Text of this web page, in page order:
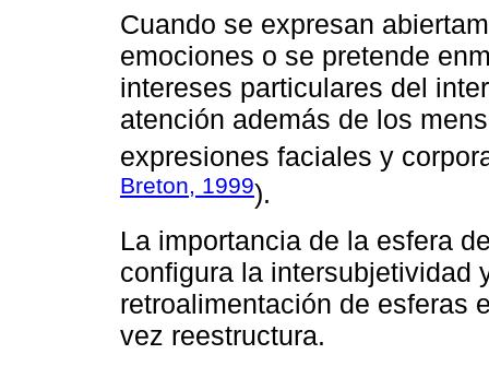
Cuando se expresan
emociones o se pretende
intereses particulares del
atención además de los
expresiones faciales y
Breton, 1999).
La importancia de la esfera
configura la intersubjetividad
retroalimentación de esferas
vez reestructura.